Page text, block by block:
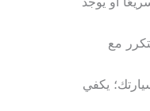
مع
يكفي